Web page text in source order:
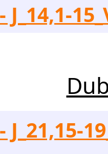
J_14,1-
J_21,15-